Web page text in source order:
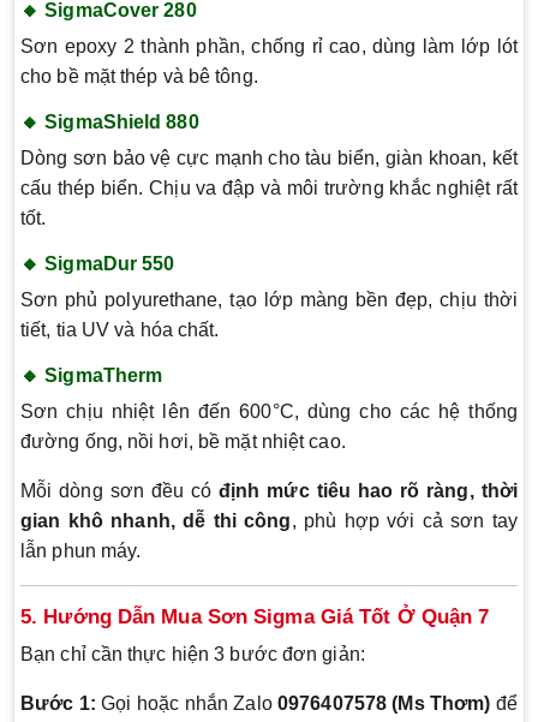
🔸 SigmaCover 280
Sơn epoxy 2 thành phần, chống rỉ cao, dùng làm lớp lót
cho bề mặt thép và bê tông.
🔸 SigmaShield 880
Dòng sơn bảo vệ cực mạnh cho tàu biển, giàn khoan, kết
cấu thép biển. Chịu va đập và môi trường khắc nghiệt rất
tốt.
🔸 SigmaDur 550
Sơn phủ polyurethane, tạo lớp màng bền đẹp, chịu thời
tiết, tia UV và hóa chất.
🔸 SigmaTherm
Sơn chịu nhiệt lên đến 600°C, dùng cho các hệ thống
đường ống, nồi hơi, bề mặt nhiệt cao.
Mỗi dòng sơn đều cóđịnh mức tiêu hao rõ ràng, thời
gian khô nhanh, dễ thi công, phù hợp với cả sơn tay
lẫn phun máy.
5. Hướng Dẫn Mua Sơn Sigma Giá Tốt Ở Quận 7
Bạn chỉ cần thực hiện 3 bước đơn giản:
Bước 1: Gọi hoặc nhắn Zalo0976407578 (Ms Thơm) để